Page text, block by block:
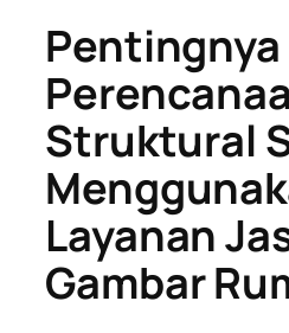
Pentingnya
Struktural
Layanan
Gambar